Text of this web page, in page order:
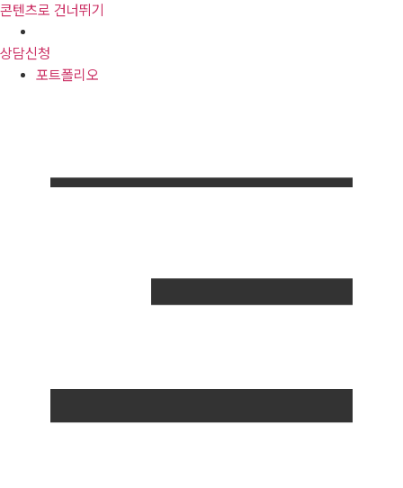
콘텐츠로 건너뛰기
상담신청
포트폴리오